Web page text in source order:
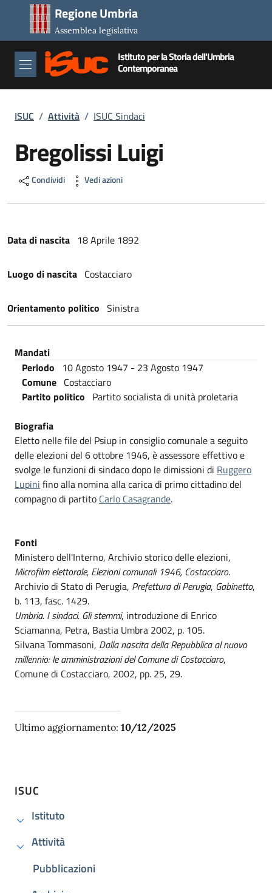
Salta al contenuto principale
Salta al piè di paginaRegione Umbria
Assemblea legislativa
Istituto per la Storia dell'Umbria
Contemporanea
Briciole di pane
ISUC / Attività / ISUC Sindaci
Bregolissi Luigi
Condividi Vedi azioni
Data di nascita 18 Aprile 1892
Luogo di nascita Costacciaro
Orientamento politico Sinistra
Mandati
Periodo
10 Agosto 1947 - 23 Agosto 1947
Comune Costacciaro
Partito politico Partito socialista di unità proletaria
Biografia
Eletto nelle file del Psiup in consiglio comunale a seguito
delle elezioni del 6 ottobre 1946, è assessore effettivo e
svolge le funzioni di sindaco dopo le dimissioni di Ruggero
Lupini fino alla nomina alla carica di primo cittadino del
compagno di partito Carlo Casagrande.
Fonti
Ministero dell'Interno, Archivio storico delle elezioni,
Microfilm elettorale, Elezioni comunali 1946, Costacciaro.
Archivio di Stato di Perugia, Prefettura di Perugia, Gabinetto,
b. 113, fasc. 1429.
Umbria. I sindaci. Gli stemmi, introduzione di Enrico
Sciamanna, Petra, Bastia Umbra 2002, p. 105.
Silvana Tommasoni, Dalla nascita della Repubblica al nuovo
millennio: le amministrazioni del Comune di Costacciaro,
Comune di Costacciaro, 2002, pp. 25, 29.
Ultimo aggiornamento: 10/12/2025
ISUC
Istituto
Attività
Pubblicazioni